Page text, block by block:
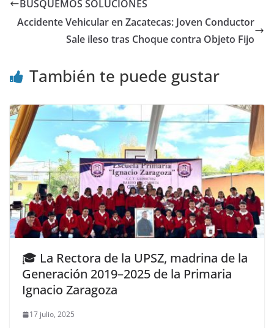
BUSQUEMOS SOLUCIONES
Accidente Vehicular en Zacatecas: Joven Conductor
Sale ileso tras Choque contra Objeto Fijo
También te puede gustar
🎓 La Rectora de la UPSZ, madrina de la
Generación 2019–2025 de la Primaria
Ignacio Zaragoza
17 julio, 2025